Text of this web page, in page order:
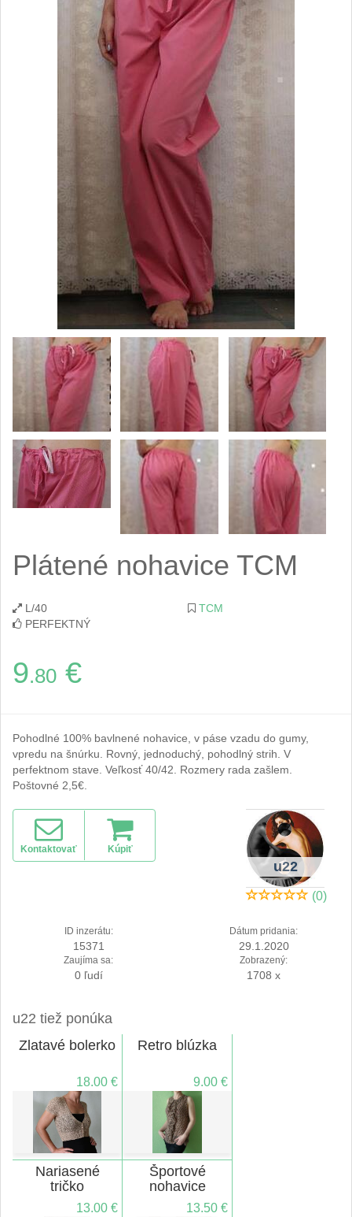
Plátené nohavice TCM
L/40
TCM
PERFEKTNÝ
9.80 €
Pohodlné 100% bavlnené nohavice, v páse vzadu do gumy,
vpredu na šnúrku. Rovný, jednoduchý, pohodlný strih. V
perfektnom stave. Veľkosť 40/42. Rozmery rada zašlem.
Poštovné 2,5€.
Kontaktovať Kúpiť
u22
(0)
ID inzerátu:
15371
Dátum pridania:
29.1.2020
Zaujíma sa:
0 ľudí
Zobrazený:
1708 x
u22 tiež ponúka
Zlatavé bolerko
18.00 €
Retro blúzka
9.00 €
Nariasené
tričko
13.00 €
Športové
nohavice
13.50 €